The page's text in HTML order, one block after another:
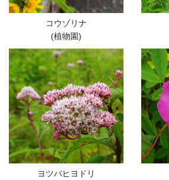
コウゾリナ
(植物園)
ヨツバヒヨドリ